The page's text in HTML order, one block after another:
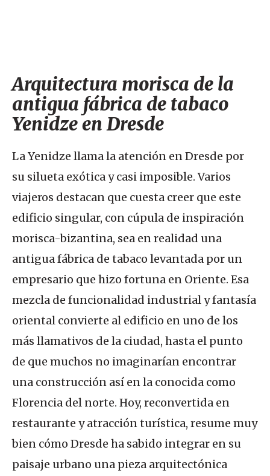
Arquitectura morisca de la
antigua fábrica de tabaco
Yenidze en Dresde
La Yenidze llama la atención en Dresde por
su silueta exótica y casi imposible. Varios
viajeros destacan que cuesta creer que este
edificio singular, con cúpula de inspiración
morisca-bizantina, sea en realidad una
antigua fábrica de tabaco levantada por un
empresario que hizo fortuna en Oriente. Esa
mezcla de funcionalidad industrial y fantasía
oriental convierte al edificio en uno de los
más llamativos de la ciudad, hasta el punto
de que muchos no imaginarían encontrar
una construcción así en la conocida como
Florencia del norte. Hoy, reconvertida en
restaurante y atracción turística, resume muy
bien cómo Dresde ha sabido integrar en su
paisaje urbano una pieza arquitectónica